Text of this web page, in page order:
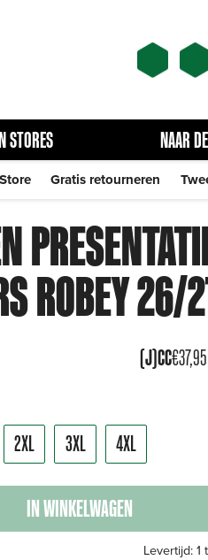
STORES NAAR
Gratis retourneren
ROBEY 26/
(J)CC€37,95
2XL 3XL 4XL
IN WINKELWAGEN
Levertijd: